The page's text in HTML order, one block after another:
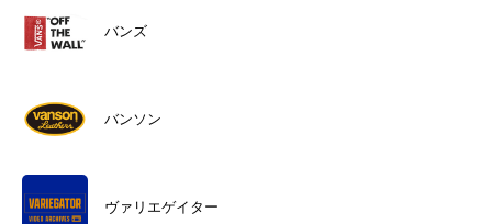
バンズ
バンソン
ヴァリエゲイター